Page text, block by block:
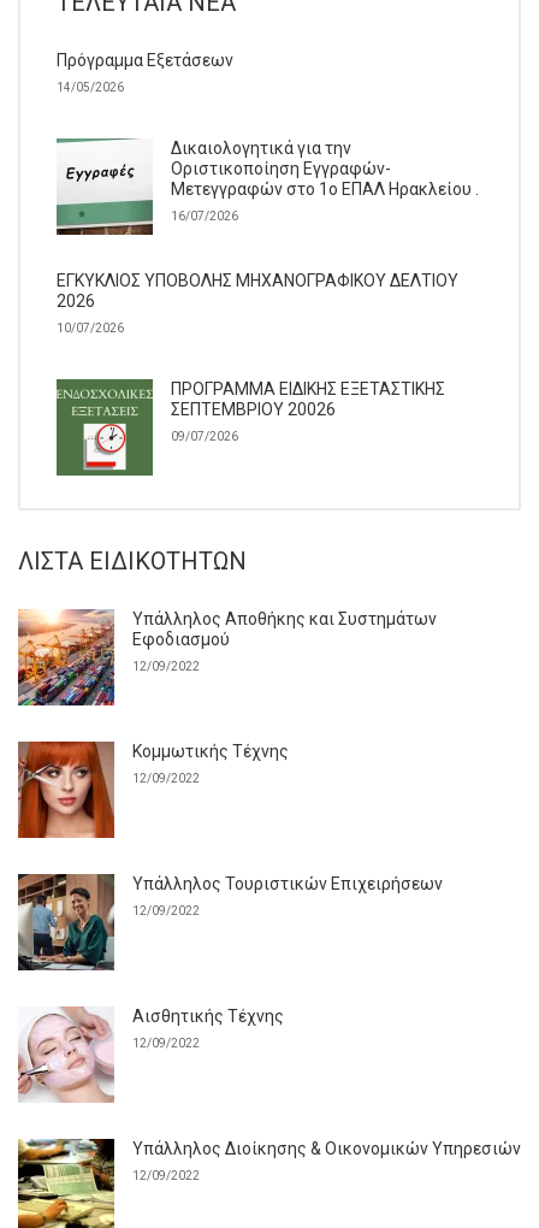
Πρόγραμμα Εξετάσεων
14/05/2026
Δικαιολογητικά για την
Οριστικοποίηση Εγγραφών-
Μετεγγραφών στο 1ο ΕΠΑΛ Ηρακλείου .
16/07/2026
ΕΓΚΥΚΛΙΟΣ ΥΠΟΒΟΛΗΣ ΜΗΧΑΝΟΓΡΑΦΙΚΟΥ ΔΕΛΤΙΟΥ
2026
10/07/2026
ΠΡΟΓΡΑΜΜΑ ΕΙΔΙΚΗΣ ΕΞΕΤΑΣΤΙΚΗΣ
ΣΕΠΤΕΜΒΡΙΟΥ 20026
09/07/2026
ΛΊΣΤΑ ΕΙΔΙΚΟΤΉΤΩΝ
Υπάλληλος Αποθήκης και Συστημάτων
Εφοδιασμού
12/09/2022
Κομμωτικής Τέχνης
12/09/2022
Υπάλληλος Τουριστικών Επιχειρήσεων
12/09/2022
Αισθητικής Τέχνης
12/09/2022
Υπάλληλος Διοίκησης & Οικονομικών Υπηρεσιών
12/09/2022